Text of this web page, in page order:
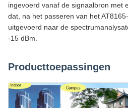
ingevoerd vanaf de signaalbron met
dat, na het passeren van het
uitgevoerd naar de
-15 dBm.
Producttoepassingen